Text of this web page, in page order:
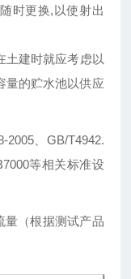
时更换,以使射出
土建时就应考虑以
量的贮水池以供应
2005、GB/T4942.
等相关标准设
量（根据测试产品